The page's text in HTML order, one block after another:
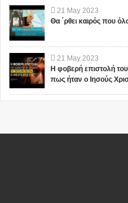
21 May 2023
Θα ΄ρθει καιρός που
21 May 2023
Η φοβερή επιστολή του
πως ήταν ο Ιησούς